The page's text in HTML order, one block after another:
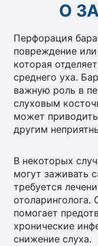
О
Перфорация
повреждение
которая
среднего уха.
важную роль в
слуховым
может
другим
В некоторых
могут заживать
требуется
отоларинголога.
помогает
хронические
снижение слуха.